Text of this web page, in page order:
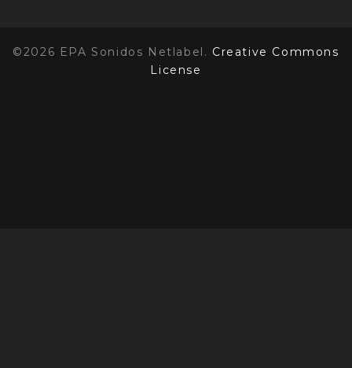
©2026 EPA Sonidos Netlabel. Creative Commons
License